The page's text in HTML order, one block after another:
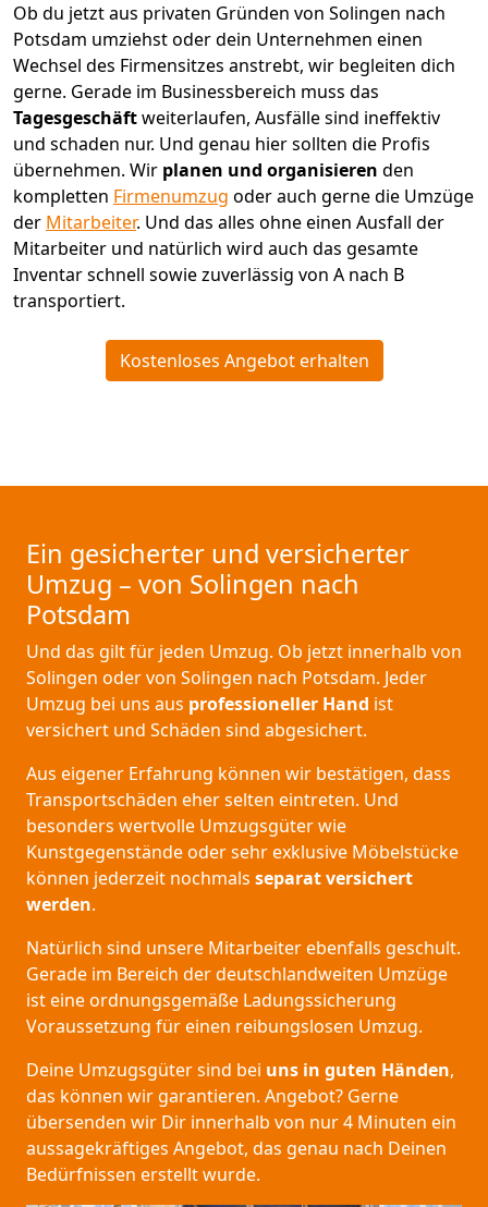
Ob du jetzt aus privaten Gründen von Solingen nach
Potsdam umziehst oder dein Unternehmen einen
Wechsel des Firmensitzes anstrebt, wir begleiten dich
gerne. Gerade im Businessbereich muss das
Tagesgeschäftweiterlaufen, Ausfälle sind ineffektiv
und schaden nur. Und genau hier sollten die Profis
übernehmen. Wir planen und organisieren den
kompletten Firmenumzug oder auch gerne die Umzüge
der Mitarbeiter. Und das alles ohne einen Ausfall der
Mitarbeiter und natürlich wird auch das gesamte
Inventar schnell sowie zuverlässig von A nach B
transportiert.
Kostenloses Angebot erhalten
Ein gesicherter und versicherter
Umzug – von Solingen nach
Potsdam
Und das gilt für jeden Umzug. Ob jetzt innerhalb von
Solingen oder von Solingen nach Potsdam. Jeder
Umzug bei uns aus professioneller Hand ist
versichert und Schäden sind abgesichert.
Aus eigener Erfahrung können wir bestätigen, dass
Transportschäden eher selten eintreten. Und
besonders wertvolle Umzugsgüter wie
Kunstgegenstände oder sehr exklusive Möbelstücke
können jederzeit nochmals separat versichert
werden.
Natürlich sind unsere Mitarbeiter ebenfalls geschult.
Gerade im Bereich der deutschlandweiten Umzüge
ist eine ordnungsgemäße Ladungssicherung
Voraussetzung für einen reibungslosen Umzug.
Deine Umzugsgüter sind bei uns in guten Händen,
das können wir garantieren. Angebot? Gerne
übersenden wir Dir innerhalb von nur 4 Minuten ein
aussagekräftiges Angebot, das genau nach Deinen
Bedürfnissen erstellt wurde.